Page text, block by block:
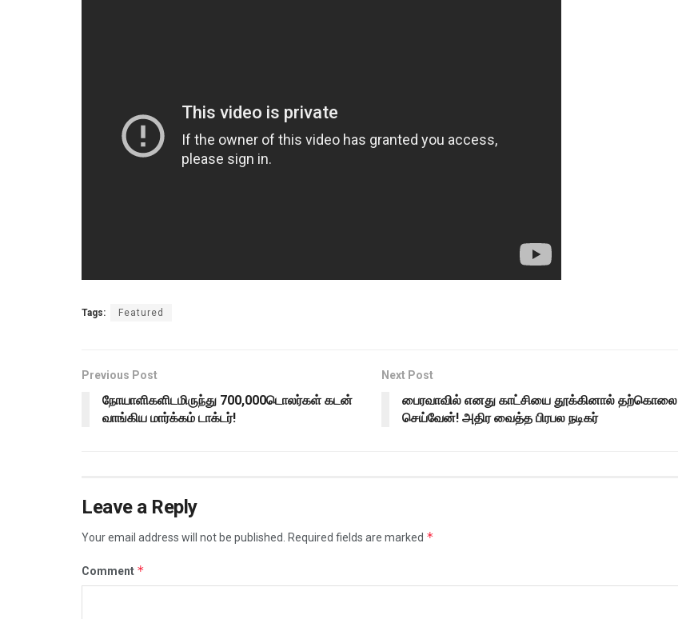
Tags: Featured
Previous Post
நோயாளிகளிடமிருந்து 700,000டொலர்கள் கடன்
வாங்கிய மார்க்கம் டாக்டர்!
Next Post
பைரவாவில் எனது காட்சியை தூக்கினால் தற்கொலை
செய்வேன்! அதிர வைத்த பிரபல நடிகர்
Leave a Reply
Your email address will not be published. Required fields are marked *
Comment *